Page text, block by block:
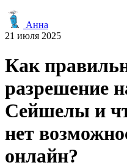
Анна
21 июля 2025
Как
разрешение
Сейшелы и
нет
онлайн?